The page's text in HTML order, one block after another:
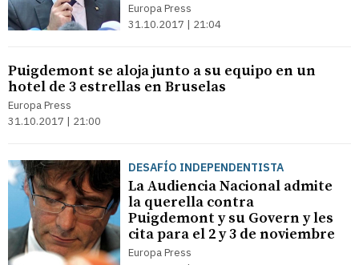
Europa Press
31.10.2017 | 21:04
Puigdemont se aloja junto a su equipo en un
hotel de 3 estrellas en Bruselas
Europa Press
31.10.2017 | 21:00
DESAFÍO INDEPENDENTISTA
La Audiencia Nacional admite
la querella contra
Puigdemont y su Govern y les
cita para el 2 y 3 de noviembre
Europa Press